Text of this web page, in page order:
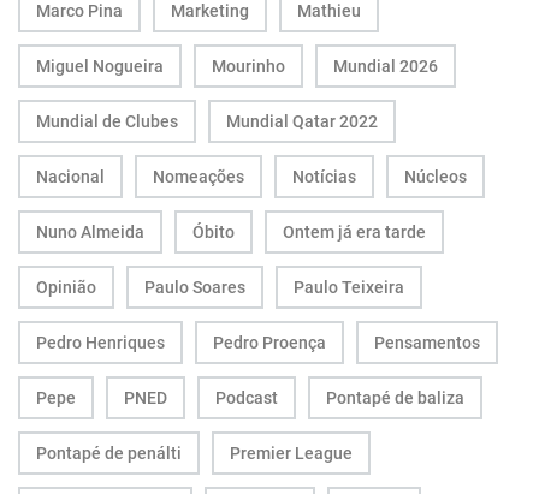
Marco Pina Marketing Mathieu
Miguel Nogueira Mourinho Mundial 2026
Mundial de Clubes Mundial Qatar 2022
Nacional Nomeações Notícias Núcleos
Nuno Almeida Óbito Ontem já era tarde
Opinião Paulo Soares Paulo Teixeira
Pedro Henriques Pedro Proença Pensamentos
Pepe PNED Podcast Pontapé de baliza
Pontapé de penálti Premier League